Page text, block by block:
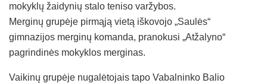
mokyklų žaidynių stalo teniso varžybos.
Merginų grupėje pirmąją vietą iškovojo „Saulės“
gimnazijos merginų komanda, pranokusi „Atžalyno“
pagrindinės mokyklos merginas.
Vaikinų grupėje nugalėtojais tapo Vabalninko Balio